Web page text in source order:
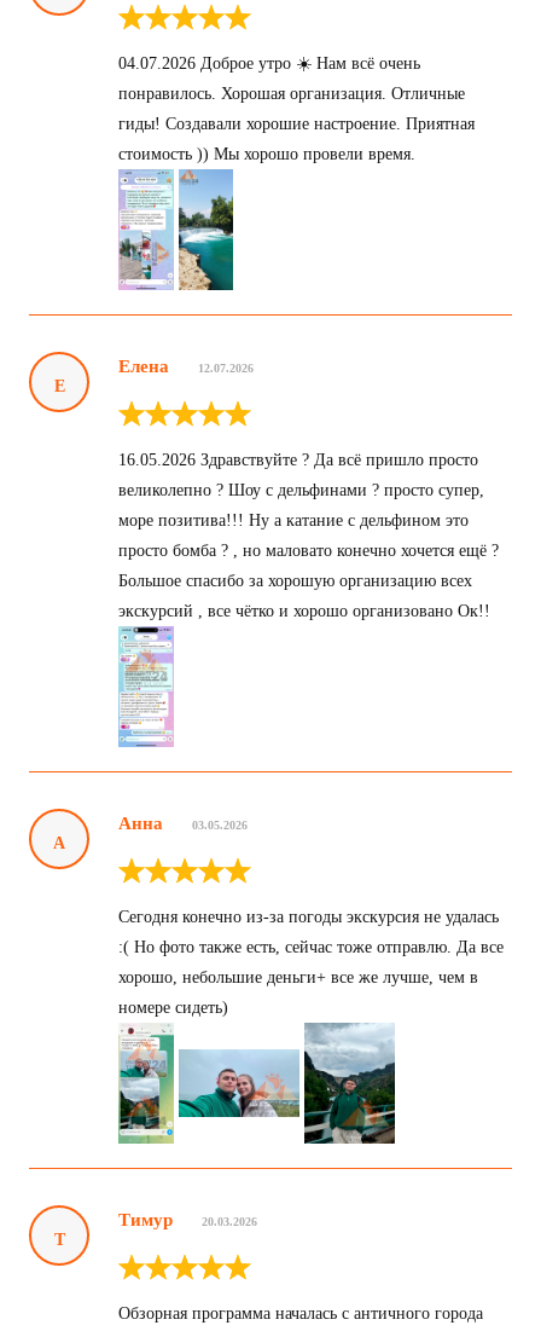
04.07.2026 Доброе утро ☀️ Нам всё очень
понравилось. Хорошая организация. Отличные
гиды! Создавали хорошие настроение. Приятная
стоимость )) Мы хорошо провели время.
Е
Елена 12.07.2026
16.05.2026 Здравствуйте ? Да всё пришло просто
великолепно ? Шоу с дельфинами ? просто супер,
море позитива!!! Ну а катание с дельфином это
просто бомба ? , но маловато конечно хочется ещё ?
Большое спасибо за хорошую организацию всех
экскурсий , все чётко и хорошо организовано Ок!!
А
Анна 03.05.2026
Сегодня конечно из-за погоды экскурсия не удалась
:( Но фото также есть, сейчас тоже отправлю. Да все
хорошо, небольшие деньги+ все же лучше, чем в
номере сидеть)
Т
Тимур 20.03.2026
Обзорная программа началась с античного города